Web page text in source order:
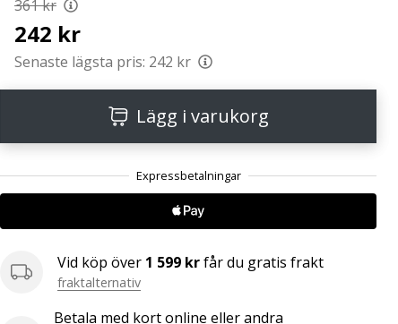
361 kr
242 kr
Senaste lägsta pris: 242 kr
Lägg i varukorg
Vid köp över 1 599 krfår du gratis frakt
fraktalternativ
Betala med kort online eller andra